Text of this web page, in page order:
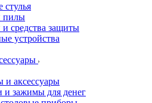
пилы
и средства защиты
устройства
и аксессуары
и зажимы для денег